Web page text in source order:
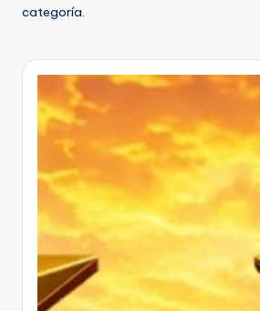
categoría.